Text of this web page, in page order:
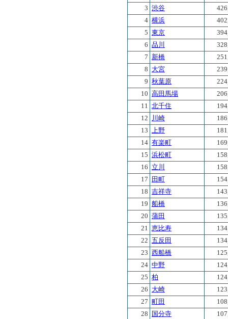
3 渋谷
4 横浜
5 東京
6 品川
7
新橋
8
大宮
9 秋葉原
10 高田馬場
11
北千住
12
川崎
13
上野
14 有楽町
15 浜松町
16
立川
17
田町
18 吉祥寺
19 船橋
20 蒲田
21
恵比寿
22 五反田
23 西船橋
24 中野
25 柏
26
大崎
27 町田
28
国分寺